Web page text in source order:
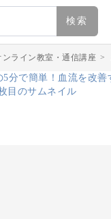
検索
ンライン教室・通信講座 >